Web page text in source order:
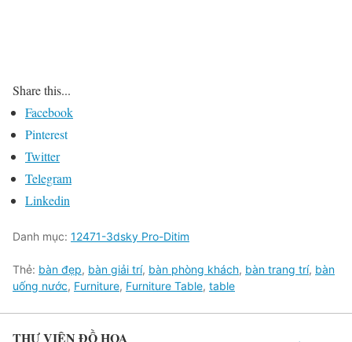
Share this...
Facebook
Pinterest
Twitter
Telegram
Linkedin
Danh mục: 12471-3dsky Pro-Ditim
Thẻ: bàn đẹp, bàn giải trí, bàn phòng khách, bàn trang trí, bàn
uống nước, Furniture, Furniture Table, table
THƯ VIỆN ĐỒ HỌA